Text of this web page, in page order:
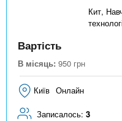
Кит,
Вартість
В місяць: 950 грн
Київ Онлайн
Записалось: 3